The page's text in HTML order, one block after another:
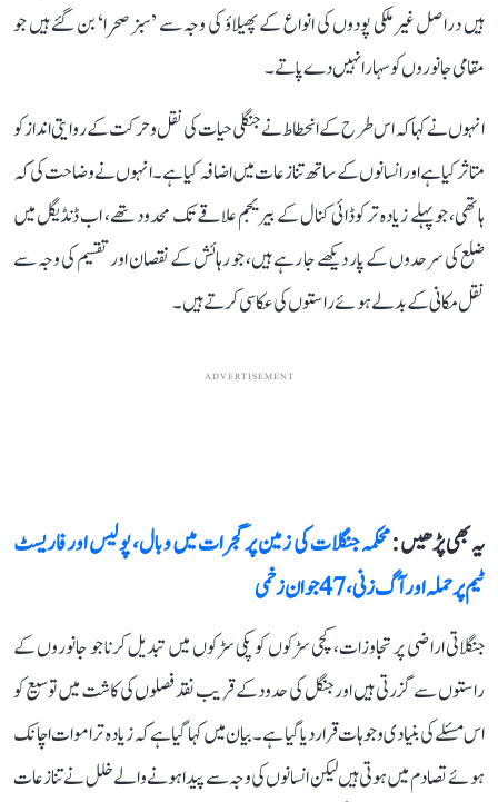
ہیں دراصل غیرملکی پودوں کی انواع کے پھیلاؤ کی وجہ سے ’سبز صحرا‘ بن گئے ہیں جو
مقامی جانوروں کو سہارا نہیں دے پاتے۔
انہوں نے کہا کہ اس طرح کے انحطاط نے جنگلی حیات کی نقل و حرکت کے روایتی انداز کو
متاثر کیا ہے اور انسانوں کے ساتھ تنازعات میں اضافہ کیا ہے۔ انہوں نے وضاحت کی کہ
ہاتھی، جو پہلے زیادہ تر کوڈائی کنال کے بیریجم علاقے تک محدود تھے، اب ڈنڈیگل میں
ضلع کی سرحدوں کے پار دیکھے جا رہے ہیں، جو رہائش کے نقصان اور تقسیم کی وجہ سے
نقل مکانی کے بدلے ہوئے راستوں کی عکاسی کرتے ہیں۔
ADVERTISEMENT
یہ بھی پڑھیں :محکمہ جنگلات کی زمین پر گجرات میں وبال، پولیس اور فاریسٹ
ٹیم پر حملہ اور آگ زنی، 47 جوان زخمی
جنگلاتی اراضی پر تجاوزات، کچی سڑکوں کو پکی سڑکوں میں تبدیل کرنا جو جانوروں کے
راستوں سے گزرتی ہیں اور جنگل کی حدود کے قریب نقد فصلوں کی کاشت میں توسیع کو
اس مسئلے کی بنیادی وجوہات قراردیا گیا ہے۔ بیان میں کہا گیا ہے کہ زیادہ تراموات اچانک
ہوئے تصادم میں ہوتی ہیں لیکن انسانوں کی وجہ سے پیدا ہونے والے خلل نے تنازعات